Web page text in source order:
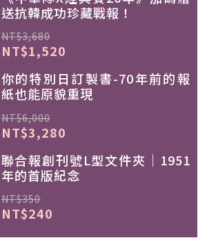
送抗韓成功珍藏戰報！
NT$3,680
NT$1,520
你的特別日訂製書-70年前的報
紙也能原貌重現
NT$6,000
NT$3,280
聯合報創刊號L型文件夾｜1951
年的首版紀念
NT$350
NT$240